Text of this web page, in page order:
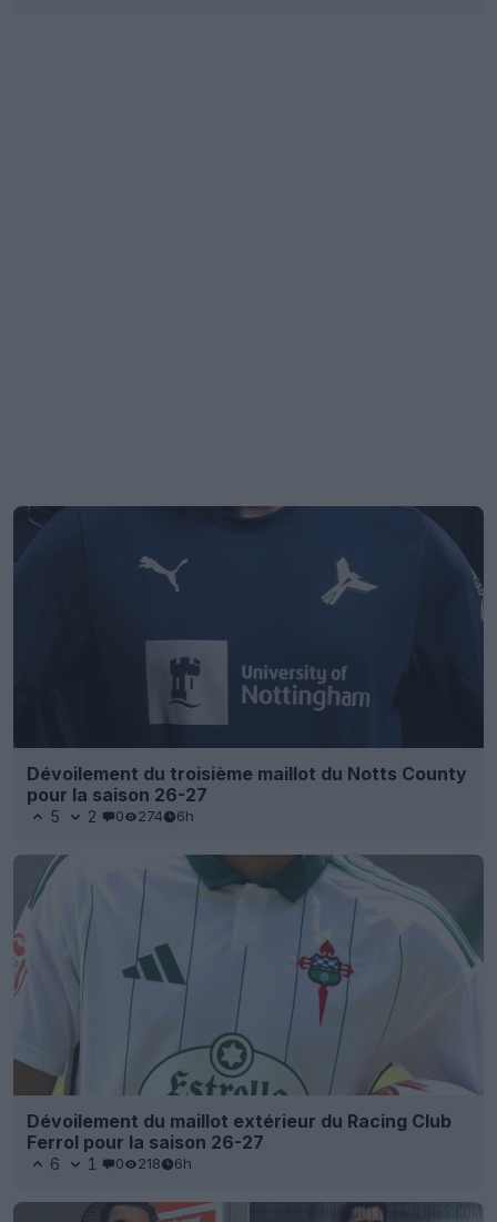
Dévoilement du troisième maillot du Notts County
pour la saison 26-27
5 2 0 274 6h
Dévoilement du maillot extérieur du Racing Club
Ferrol pour la saison 26-27
6 1 0 218 6h